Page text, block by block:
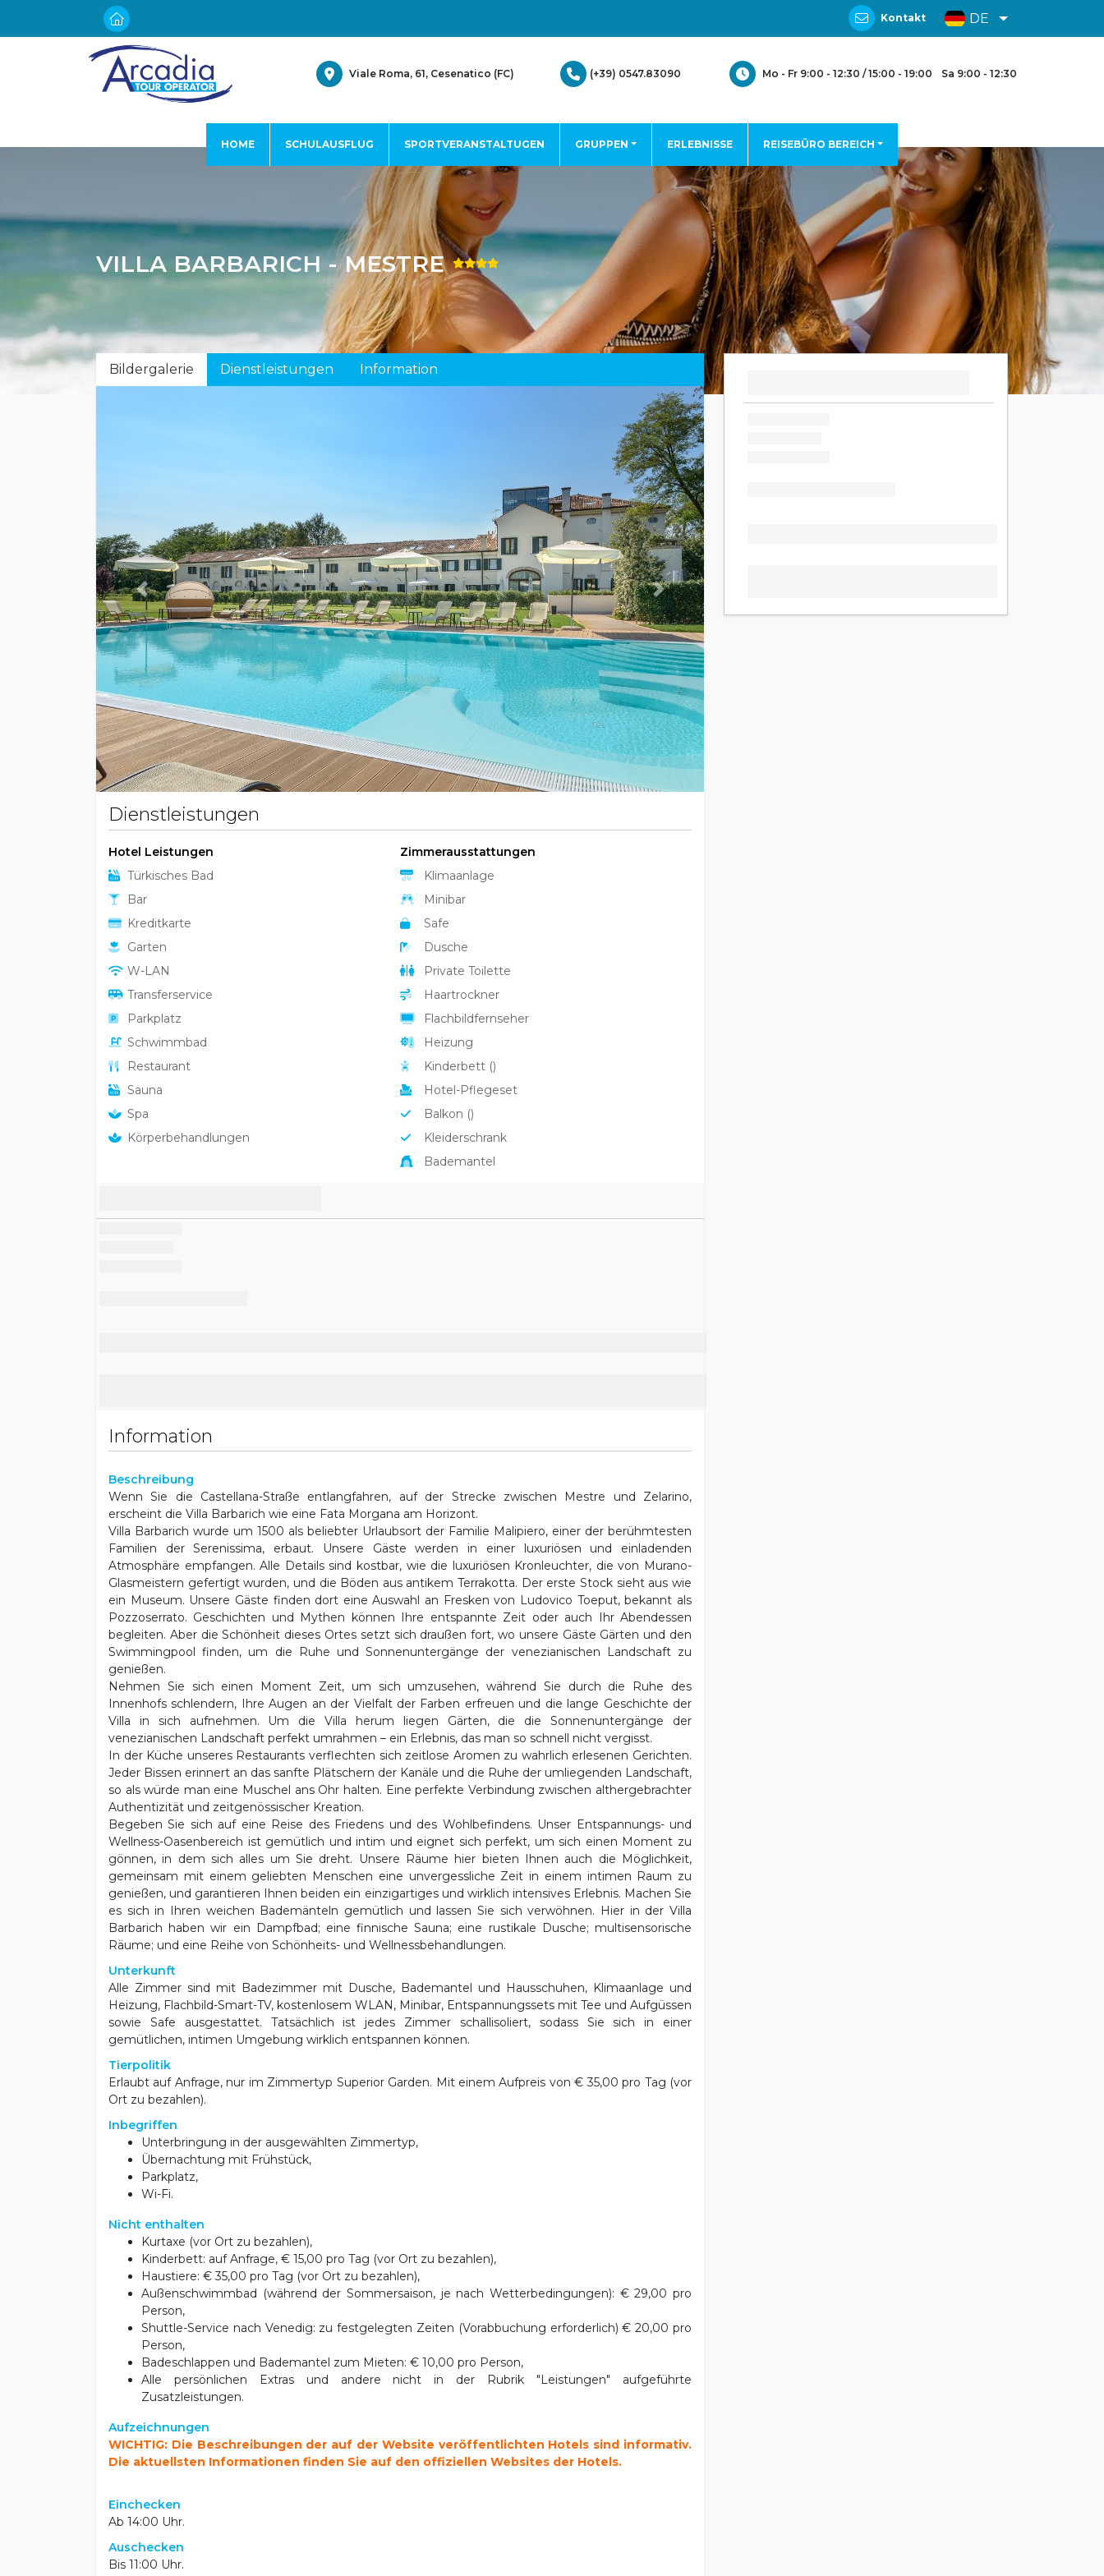
Kontakt DE
Viale Roma, 61, Cesenatico (FC) (+39) 0547.83090 Mo - Fr 9:00 - 12:30 / 15:00 - 19:00 Sa 9:00 - 12:30
HOME SCHULAUSFLUG SPORTVERANSTALTUGEN GRUPPEN ERLEBNISSE REISEBÜRO BEREICH
VILLA BARBARICH - MESTRE
Bildergalerie Dienstleistungen Information
Previous Next
Dienstleistungen
Hotel Leistungen
Türkisches Bad
Bar
Kreditkarte
Garten
W-LAN
Transferservice
Parkplatz
Schwimmbad
Restaurant
Sauna
Spa
Körperbehandlungen
Zimmerausstattungen
Klimaanlage
Minibar
Safe
Dusche
Private Toilette
Haartrockner
Flachbildfernseher
Heizung
Kinderbett ()
Hotel-Pflegeset
Balkon ()
Kleiderschrank
Bademantel
Information
Beschreibung
Wenn Sie die Castellana-Straße entlangfahren, auf der Strecke zwischen Mestre und Zelarino,
erscheint die Villa Barbarich wie eine Fata Morgana am Horizont.
Villa Barbarich wurde um 1500 als beliebter Urlaubsort der Familie Malipiero, einer der berühmtesten
Familien der Serenissima, erbaut. Unsere Gäste werden in einer luxuriösen und einladenden
Atmosphäre empfangen. Alle Details sind kostbar, wie die luxuriösen Kronleuchter, die von Murano-
Glasmeistern gefertigt wurden, und die Böden aus antikem Terrakotta. Der erste Stock sieht aus wie
ein Museum. Unsere Gäste finden dort eine Auswahl an Fresken von Ludovico Toeput, bekannt als
Pozzoserrato. Geschichten und Mythen können Ihre entspannte Zeit oder auch Ihr Abendessen
begleiten. Aber die Schönheit dieses Ortes setzt sich draußen fort, wo unsere Gäste Gärten und den
Swimmingpool finden, um die Ruhe und Sonnenuntergänge der venezianischen Landschaft zu
genießen.
Nehmen Sie sich einen Moment Zeit, um sich umzusehen, während Sie durch die Ruhe des
Innenhofs schlendern, Ihre Augen an der Vielfalt der Farben erfreuen und die lange Geschichte der
Villa in sich aufnehmen. Um die Villa herum liegen Gärten, die die Sonnenuntergänge der
venezianischen Landschaft perfekt umrahmen – ein Erlebnis, das man so schnell nicht vergisst.
In der Küche unseres Restaurants verflechten sich zeitlose Aromen zu wahrlich erlesenen Gerichten.
Jeder Bissen erinnert an das sanfte Plätschern der Kanäle und die Ruhe der umliegenden Landschaft,
so als würde man eine Muschel ans Ohr halten. Eine perfekte Verbindung zwischen althergebrachter
Authentizität und zeitgenössischer Kreation.
Begeben Sie sich auf eine Reise des Friedens und des Wohlbefindens. Unser Entspannungs- und
Wellness-Oasenbereich ist gemütlich und intim und eignet sich perfekt, um sich einen Moment zu
gönnen, in dem sich alles um Sie dreht. Unsere Räume hier bieten Ihnen auch die Möglichkeit,
gemeinsam mit einem geliebten Menschen eine unvergessliche Zeit in einem intimen Raum zu
genießen, und garantieren Ihnen beiden ein einzigartiges und wirklich intensives Erlebnis. Machen Sie
es sich in Ihren weichen Bademänteln gemütlich und lassen Sie sich verwöhnen. Hier in der Villa
Barbarich haben wir ein Dampfbad; eine finnische Sauna; eine rustikale Dusche; multisensorische
Räume; und eine Reihe von Schönheits- und Wellnessbehandlungen.
Unterkunft
Alle Zimmer sind mit Badezimmer mit Dusche, Bademantel und Hausschuhen, Klimaanlage und
Heizung, Flachbild-Smart-TV, kostenlosem WLAN, Minibar, Entspannungssets mit Tee und Aufgüssen
sowie Safe ausgestattet. Tatsächlich ist jedes Zimmer schallisoliert, sodass Sie sich in einer
gemütlichen, intimen Umgebung wirklich entspannen können.
Tierpolitik
Erlaubt auf Anfrage, nur im Zimmertyp Superior Garden. Mit einem Aufpreis von € 35,00 pro Tag (vor
Ort zu bezahlen).
Inbegriffen
Unterbringung in der ausgewählten Zimmertyp,
Übernachtung mit Frühstück,
Parkplatz,
Wi-Fi.
Nicht enthalten
Kurtaxe (vor Ort zu bezahlen),
Kinderbett: auf Anfrage, € 15,00 pro Tag (vor Ort zu bezahlen),
Haustiere: € 35,00 pro Tag (vor Ort zu bezahlen),
Außenschwimmbad (während der Sommersaison, je nach Wetterbedingungen): € 29,00 pro
Person,
Shuttle-Service nach Venedig: zu festgelegten Zeiten (Vorabbuchung erforderlich) € 20,00 pro
Person,
Badeschlappen und Bademantel zum Mieten: € 10,00 pro Person,
Alle persönlichen Extras und andere nicht in der Rubrik "Leistungen" aufgeführte
Zusatzleistungen.
Aufzeichnungen
WICHTIG: Die Beschreibungen der auf der Website veröffentlichten Hotels sind informativ.
Die aktuellsten Informationen finden Sie auf den offiziellen Websites der Hotels.
Einchecken
Ab 14:00 Uhr.
Auschecken
Bis 11:00 Uhr.